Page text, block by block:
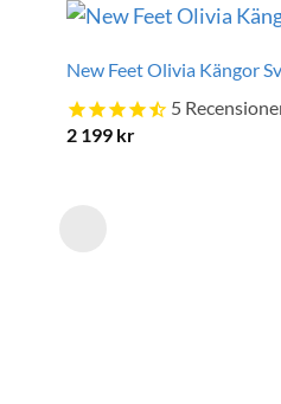
New Feet Olivia Kängor
5
2 199 kr